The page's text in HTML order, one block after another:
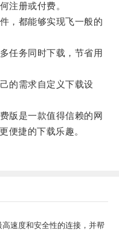
册或付费。
都能够实现飞一般的
务同时下载，节省用
需求自定义下载设
是一款值得信赖的网
便捷的下载乐趣。
速度和安全性的连接，并帮